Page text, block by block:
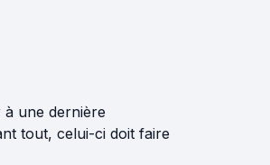
une dernière
tout, celui-ci doit faire